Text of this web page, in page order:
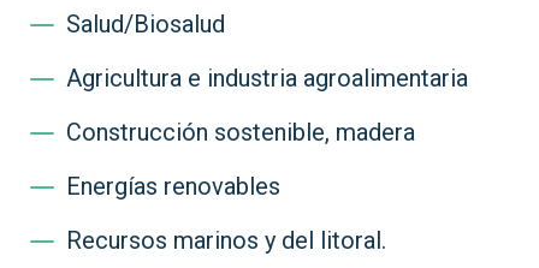
Salud/Biosalud
Agricultura e industria agroalimentaria
Construcción sostenible, madera
Energías renovables
Recursos marinos y del litoral.